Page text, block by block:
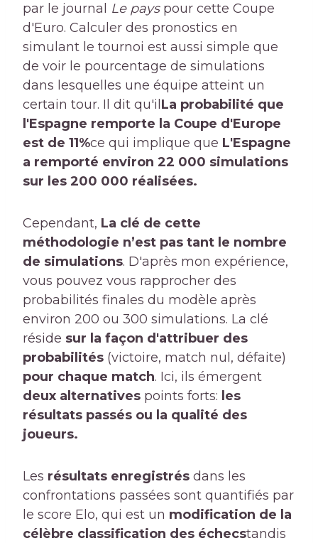
par le journal Le payspour cette Coupe
d'Euro. Calculer des pronostics en
simulant le tournoi est aussi simple que
de voir le pourcentage de simulations
dans lesquelles une équipe atteint un
certain tour. Il dit qu'ilLa probabilité que
l'Espagne remporte la Coupe d'Europe
est de 11%ce qui implique que L'Espagne
a remporté environ 22 000 simulations
sur les 200 000 réalisées.
Cependant, La clé de cette
méthodologie n’est pas tant le nombre
de simulations. D'après mon expérience,
vous pouvez vous rapprocher des
probabilités finales du modèle après
environ 200 ou 300 simulations. La clé
réside sur la façon d'attribuer des
probabilités (victoire, match nul, défaite)
pour chaque match. Ici, ils émergent
deux alternatives points forts: les
résultats passés ou la qualité des
joueurs.
Les résultats enregistrés dans les
confrontations passées sont quantifiés par
le score Elo, qui est un modification de la
célèbre classification des échecstandis